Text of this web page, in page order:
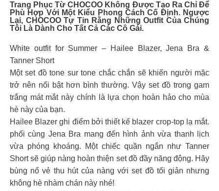
Trang Phục Từ CHOCOO Không Được Tạo Ra Chỉ Để
Phù Hợp Với Một Kiểu Phong Cách Cố Định. Ngược
Lại, CHOCOO Tự Tin Rằng Những Outfit Của Chúng
Tôi Là Dành Cho Tất Cả Các Cô Gái.
White outfit for Summer – Hailee Blazer, Jena Bra &
Tanner Short
Một set đồ tone sur tone chắc chắn sẽ khiến người mặc
trở nên nổi bật hơn bình thường. Vậy set đồ trong gam
trắng mát mắt này chính là lựa chọn hoàn hảo cho mùa
hè này của bạn.
Hailee Blazer ghi điểm bởi thiết kế blazer crop-top lạ mắt.
phối cùng Jena Bra mang đến hình ảnh vừa thanh lịch
vừa phóng khoáng. Một chiếc quần ngắn như Tanner
Short sẽ giúp nàng hoàn thiện set đồ đầy năng động. Hãy
bùng nổ vẻ thu hút của nàng với set đồ tối giản nhưng
không hè nhàm chán này nhé!